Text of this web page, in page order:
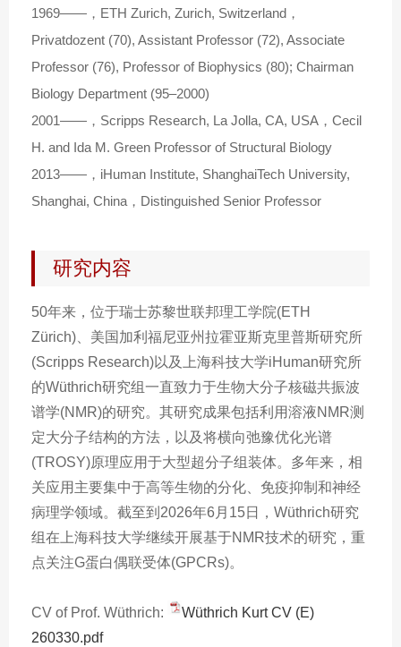
1969——，ETH Zurich, Zurich, Switzerland，
Privatdozent (70), Assistant Professor (72), Associate
Professor (76), Professor of Biophysics (80); Chairman
Biology Department (95–2000)
2001——，Scripps Research, La Jolla, CA, USA，Cecil
H. and Ida M. Green Professor of Structural Biology
2013——，iHuman Institute, ShanghaiTech University,
Shanghai, China，Distinguished Senior Professor
研究内容
50年来，位于瑞士苏黎世联邦理工学院(ETH
Zürich)、美国加利福尼亚州拉霍亚斯克里普斯研究所
(Scripps Research)以及上海科技大学iHuman研究所
的Wüthrich研究组一直致力于生物大分子核磁共振波
谱学(NMR)的研究。其研究成果包括利用溶液NMR测
定大分子结构的方法，以及将横向弛豫优化光谱
(TROSY)原理应用于大型超分子组装体。多年来，相
关应用主要集中于高等生物的分化、免疫抑制和神经
病理学领域。截至到2026年6月15日，Wüthrich研究
组在上海科技大学继续开展基于NMR技术的研究，重
点关注G蛋白偶联受体(GPCRs)。
CV of Prof. Wüthrich:
Wüthrich Kurt CV (E)
260330.pdf